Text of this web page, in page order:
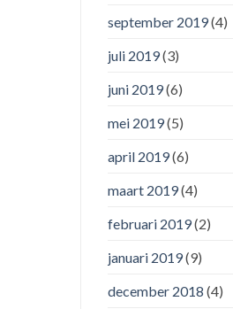
september 2019(4)
juli 2019(3)
juni 2019(6)
mei 2019(5)
april 2019(6)
maart 2019(4)
februari 2019(2)
januari 2019(9)
december 2018 (4)